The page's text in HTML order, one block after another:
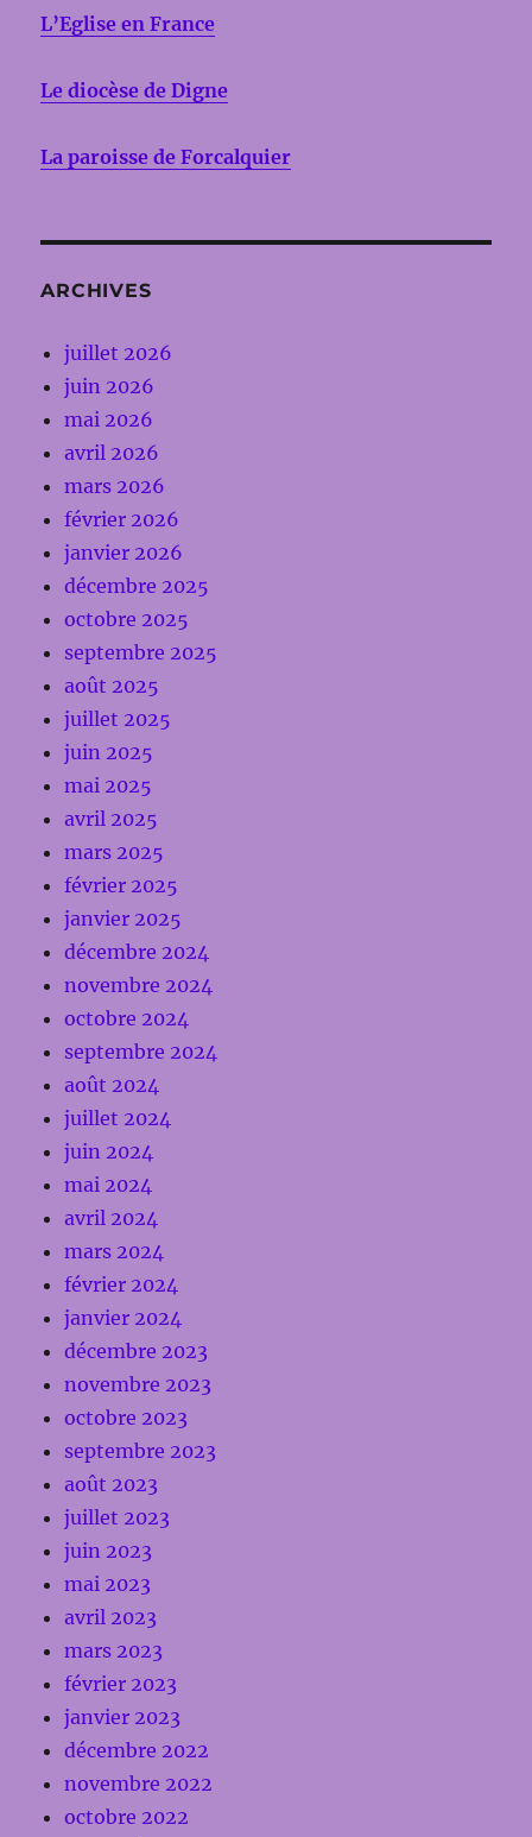
L’Eglise en France
Le diocèse de Digne
La paroisse de Forcalquier
ARCHIVES
juillet 2026
juin 2026
mai 2026
avril 2026
mars 2026
février 2026
janvier 2026
décembre 2025
octobre 2025
septembre 2025
août 2025
juillet 2025
juin 2025
mai 2025
avril 2025
mars 2025
février 2025
janvier 2025
décembre 2024
novembre 2024
octobre 2024
septembre 2024
août 2024
juillet 2024
juin 2024
mai 2024
avril 2024
mars 2024
février 2024
janvier 2024
décembre 2023
novembre 2023
octobre 2023
septembre 2023
août 2023
juillet 2023
juin 2023
mai 2023
avril 2023
mars 2023
février 2023
janvier 2023
décembre 2022
novembre 2022
octobre 2022